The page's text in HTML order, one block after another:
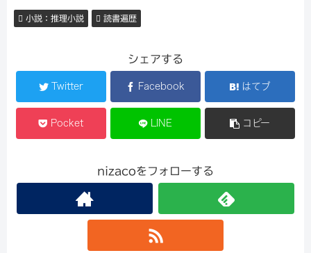
小説：推理小説 読書遍歴
シェアする
Twitter Facebook はてブ
Pocket LINE コピー
nizacoをフォローする